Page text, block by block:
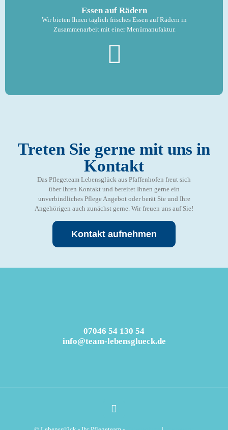
Essen auf Rädern
Wir bieten Ihnen täglich frisches Essen auf Rädern in
Zusammenarbeit mit einer Menümanufaktur.
Treten Sie gerne mit uns in
Kontakt
Das Pflegeteam Lebensglück aus Pfaffenhofen freut sich
über Ihren Kontakt und bereitet Ihnen gerne ein
unverbindliches Pflege Angebot oder berät Sie und Ihre
Angehörigen auch zunächst gerne. Wir freuen uns auf Sie!
Kontakt aufnehmen
07046 54 130 54
info@team-lebensglueck.de